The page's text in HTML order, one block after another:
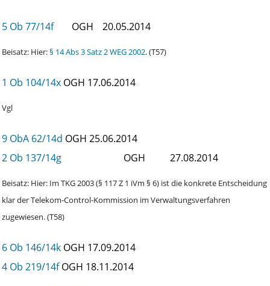
5 Ob 77/14f OGH 20.05.2014
Beisatz: Hier:§ 14 Abs 3 Satz 2 WEG 2002. (T57)
1 Ob 104/14x OGH 17.06.2014
Vgl
9 ObA 62/14d OGH 25.06.2014
2 Ob 137/14g
OGH 27.08.2014
Beisatz: Hier: Im TKG 2003 (§ 117 Z 1 iVm § 6) ist die konkrete Entscheidung
klar der Telekom-Control-Kommission im Verwaltungsverfahren
zugewiesen. (T58)
6 Ob 146/14k OGH 17.09.2014
4 Ob 219/14f OGH 18.11.2014